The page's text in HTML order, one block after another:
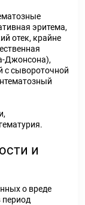
эритема,
отек, крайне
Джонсона),
с сывороточной
и
о вреде